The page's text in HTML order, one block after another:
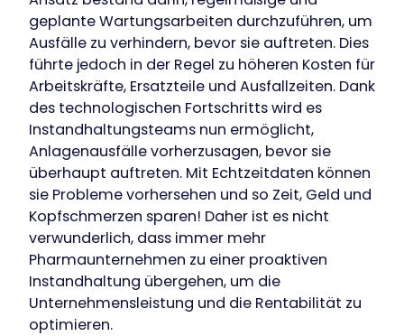
geplante Wartungsarbeiten durchzuführen, um
Ausfälle zu verhindern, bevor sie auftreten. Dies
führte jedoch in der Regel zu höheren Kosten für
Arbeitskräfte, Ersatzteile und Ausfallzeiten. Dank
des technologischen Fortschritts wird es
Instandhaltungsteams nun ermöglicht,
Anlagenausfälle vorherzusagen, bevor sie
überhaupt auftreten. Mit Echtzeitdaten können
sie Probleme vorhersehen und so Zeit, Geld und
Kopfschmerzen sparen! Daher ist es nicht
verwunderlich, dass immer mehr
Pharmaunternehmen zu einer proaktiven
Instandhaltung übergehen, um die
Unternehmensleistung und die Rentabilität zu
optimieren.